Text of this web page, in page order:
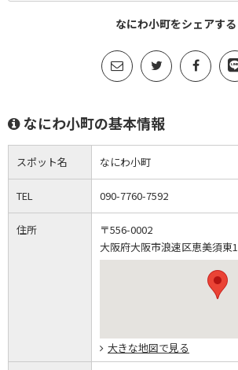
なにわ小町をシェアする
なにわ小町の基本情報
スポット名 なにわ小町
TEL 090-7760-7592
住所
〒556-0002
大阪府大阪市浪速区恵美須東
大きな地図で見る